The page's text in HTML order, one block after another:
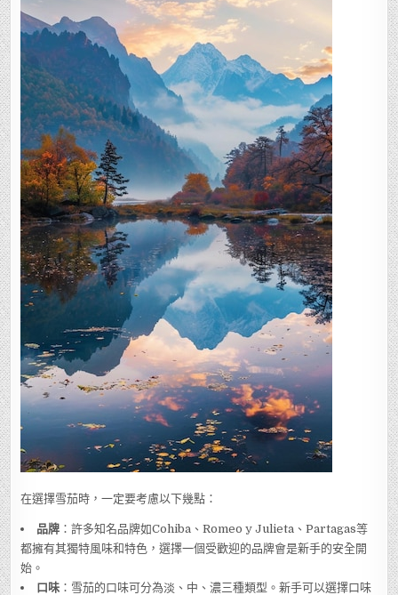
在選擇雪茄時，一定要考慮以下幾點：
品牌 ：許多知名品牌如Cohiba、Romeo y Julieta、Partagas等
都擁有其獨特風味和特色，選擇一個受歡迎的品牌會是新手的安全開
始。
口味 ：雪茄的口味可分為淡、中、濃三種類型。新手可以選擇口味